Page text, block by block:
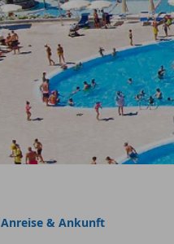
Anreise & Ankunft